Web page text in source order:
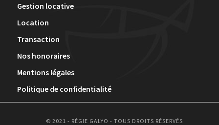
Gestion locative
Location
Transaction
Nos honoraires
Mentions légales
Politique de confidentialité
© 2021 - RÉGIE GALYO - TOUS DROITS RÉSERVÉS